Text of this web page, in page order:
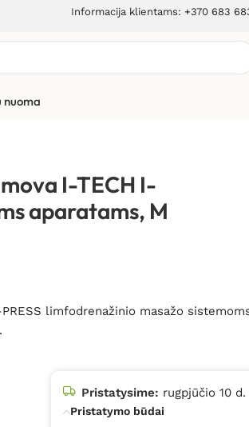
Informacija klientams: +370 683
nuoma
I-TECH I-PRESS limfodrenažiniams
I-TECH I-
aparatams, M
limfodrenažinio masažo
Pristatysime: rugpjūčio 10 d.
Pristatymo būdai